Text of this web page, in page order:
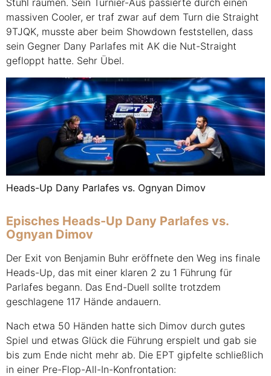
Stuhl räumen. Sein Turnier-Aus passierte durch einen
massiven Cooler, er traf zwar auf dem Turn die Straight
9TJQK, musste aber beim Showdown feststellen, dass
sein Gegner Dany Parlafes mit AK die Nut-Straight
gefloppt hatte. Sehr Übel.
Heads-Up Dany Parlafes vs. Ognyan Dimov
Episches Heads-Up Dany Parlafes vs.
Ognyan Dimov
Der Exit von Benjamin Buhr eröffnete den Weg ins finale
Heads-Up, das mit einer klaren 2 zu 1 Führung für
Parlafes begann. Das End-Duell sollte trotzdem
geschlagene 117 Hände andauern.
Nach etwa 50 Händen hatte sich Dimov durch gutes
Spiel und etwas Glück die Führung erspielt und gab sie
bis zum Ende nicht mehr ab. Die EPT gipfelte schließlich
in einer Pre-Flop-All-In-Konfrontation: